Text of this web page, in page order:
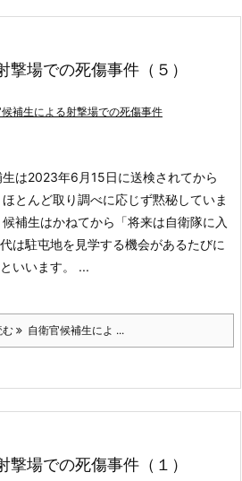
撃場での死傷事件（５）
補生による射撃場での死傷事件
生は2023年6月15日に送検されてから
ほとんど取り調べに応じず黙秘していま
候補生はかねてから「将来は自衛隊に入
は駐屯地を見学する機会があるたびに
いいます。 ...
む 自衛官候補生によ ...
撃場での死傷事件（１）